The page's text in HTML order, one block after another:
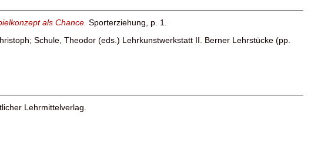
als Chance. Sporterziehung, p. 1.
; Schule, Theodor (eds.) Lehrkunstwerkstatt II. Berner Lehrstücke (pp.
Lehrmittelverlag.